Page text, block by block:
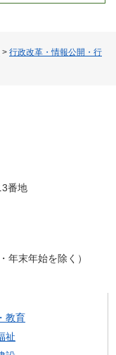
> 行政改革・情報公開・行
番地
年末年始を除く）
教育
祉